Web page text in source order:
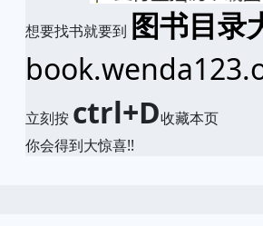
想要找书就要到 图书目录
立刻按 ctrl+D收藏本页
你会得到大惊喜!!